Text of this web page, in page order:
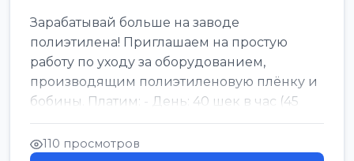
Зарабатывай больше на заводе
полиэтилена! Приглашаем на простую
работу по уходу за оборудованием,
производящим полиэтиленовую плёнку и
бобины. Платим: - День: 40 шек в час (45
для синих бумаг и виз) -...
110 просмотров